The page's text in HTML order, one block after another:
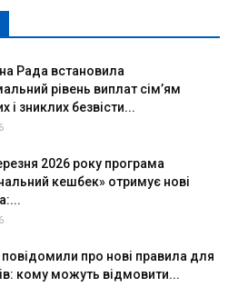
Рада встановила
рівень виплат сім’ям
і зниклих безвісти...
2026 року програма
кешбек» отримує нові
повідомили про нові правила для
кому можуть відмовити...